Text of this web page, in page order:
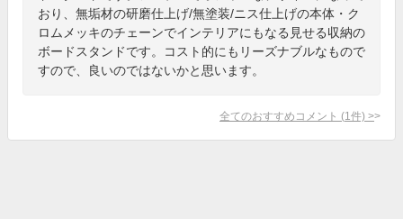
おり、無垢材の研磨仕上げ/無塗装/ニス仕上げの本体・ク
ロムメッキのチェーンでインテリアにもなる見せる収納の
ボードスタンドです。コスト的にもリーズナブルなもので
すので、良いのではないかと思います。
全てのおすすめコメント (1 件) >